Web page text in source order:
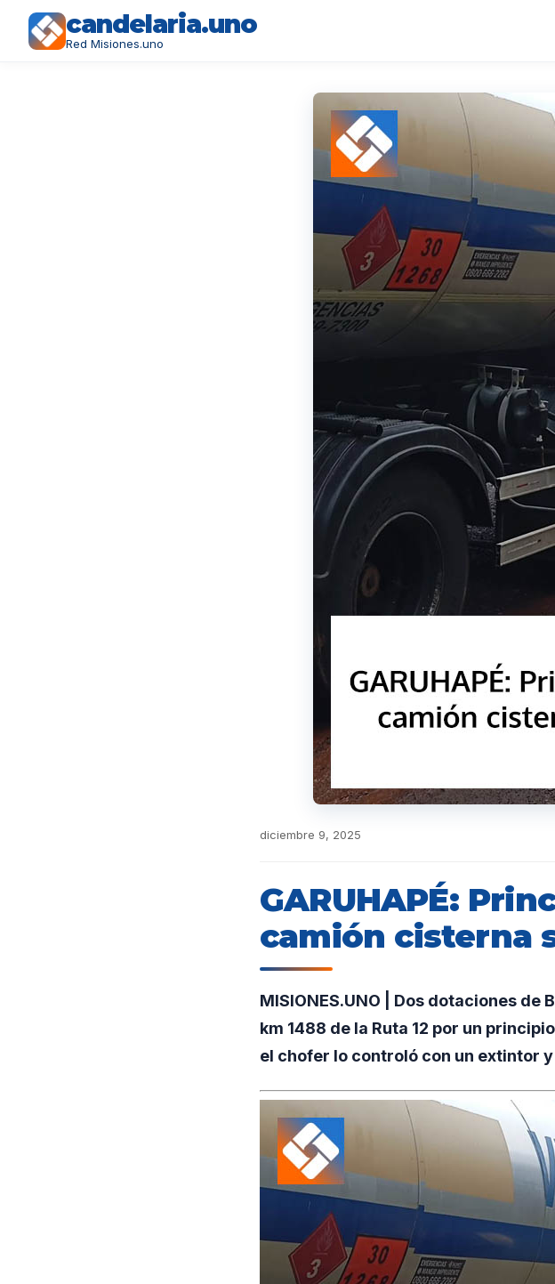
candelaria.uno
Red Misiones.uno
diciembre 9, 2025
GARUHAPÉ:
camión cisterna
MISIONES.UNO | Dos dotaciones
km 1488 de la Ruta 12 por un
el chofer lo controló con un extintor